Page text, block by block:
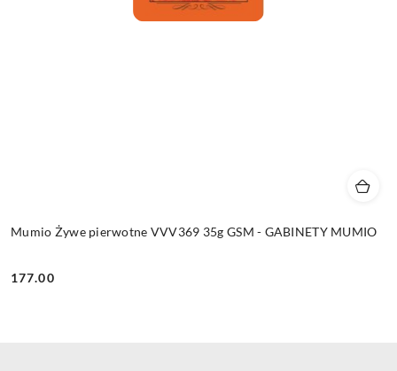
Mumio Żywe pierwotne VVV369 35g GSM - GABINETY MUMIO
Cena:
177.00